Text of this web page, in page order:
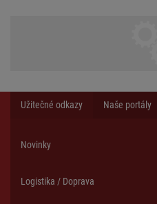
Užitečné odkazy Naše portály
Novinky
Logistika / Doprava